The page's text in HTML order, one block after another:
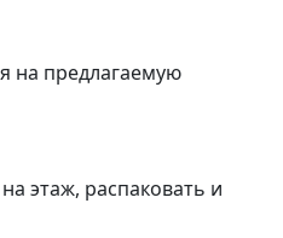
на предлагаемую
этаж, распаковать и